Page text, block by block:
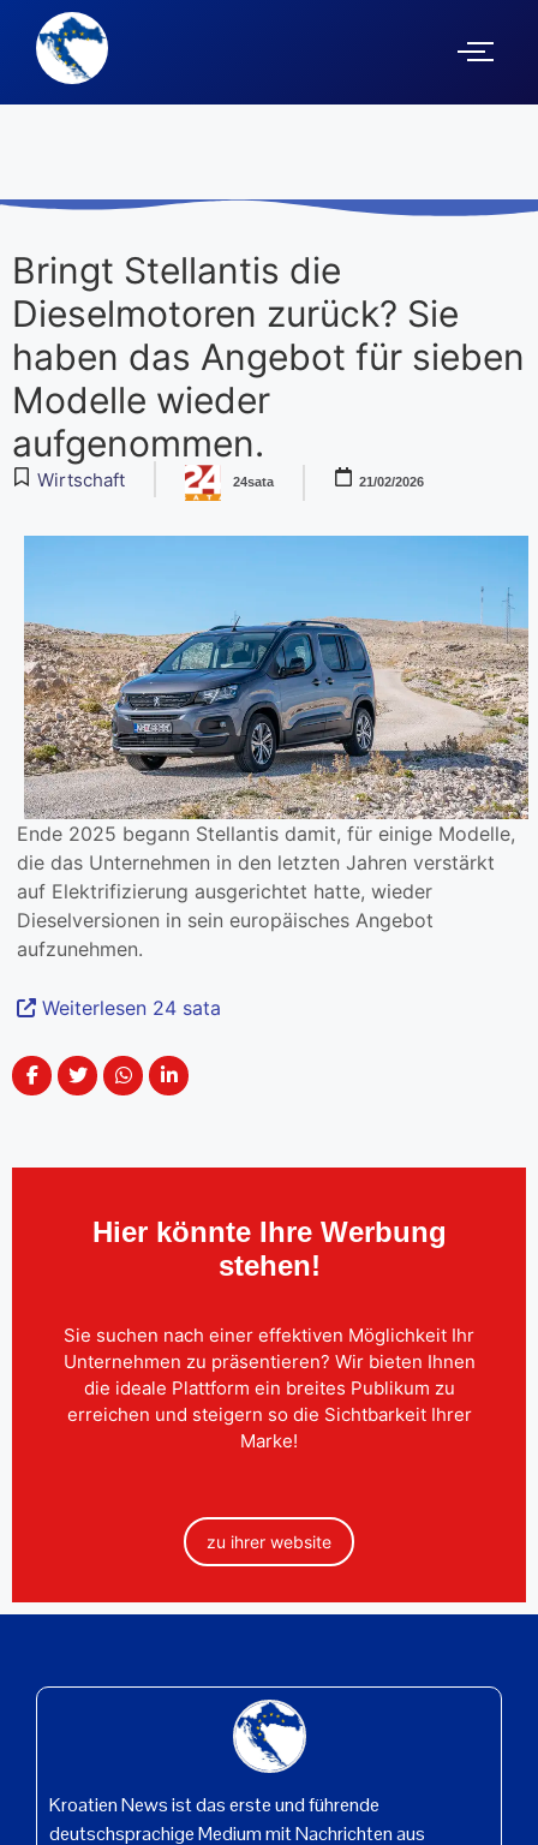
Bringt Stellantis die
Dieselmotoren zurück? Sie
haben das Angebot für sieben
Modelle wieder
aufgenommen.
Wirtschaft 24sata 21/02/2026
Ende 2025 begann Stellantis damit, für einige Modelle,
die das Unternehmen in den letzten Jahren verstärkt
auf Elektrifizierung ausgerichtet hatte, wieder
Dieselversionen in sein europäisches Angebot
aufzunehmen.
Weiterlesen 24 sata
Hier könnte Ihre Werbung
stehen!
Sie suchen nach einer effektiven Möglichkeit Ihr
Unternehmen zu präsentieren? Wir bieten Ihnen
die ideale Plattform ein breites Publikum zu
erreichen und steigern so die Sichtbarkeit Ihrer
Marke!
zu ihrer website
Kroatien News ist das erste und führende
deutschsprachige Medium mit Nachrichten aus